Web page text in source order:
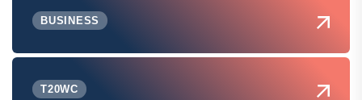
BUSINESS
T20WC